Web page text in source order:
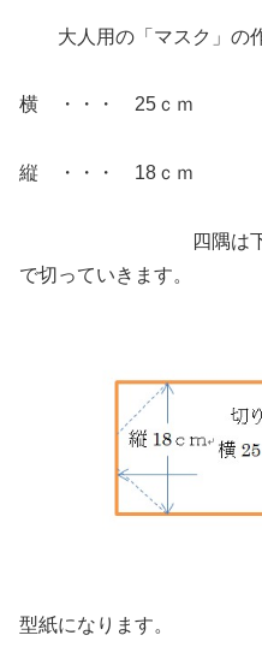
大人用の「マスク」の作
横 ・・・ 25ｃｍ
縦 ・・・ 18ｃｍ
四隅は下の図の
で切っていきます。
角を切ると
型紙になります。